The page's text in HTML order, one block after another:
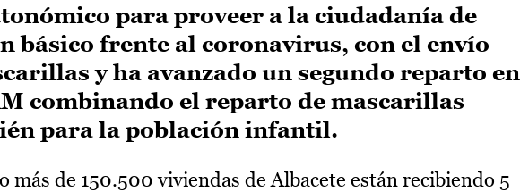
para proveer a la ciudadanía de
básico frente al coronavirus, con el envío
y ha avanzado un segundo reparto en
combinando el reparto de mascarillas
para la población infantil.
más de 150.500 viviendas de Albacete están recibiendo 5